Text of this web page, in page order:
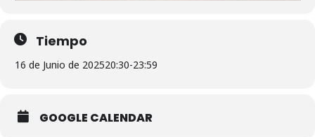
Tiempo
16 de Junio de 202520:30-23:59
GOOGLE CALENDAR